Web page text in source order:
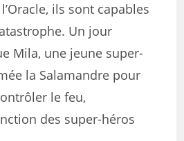
ils sont capables
Un jour
Mila, une jeune super-
la Salamandre pour
le feu,
des super-héros